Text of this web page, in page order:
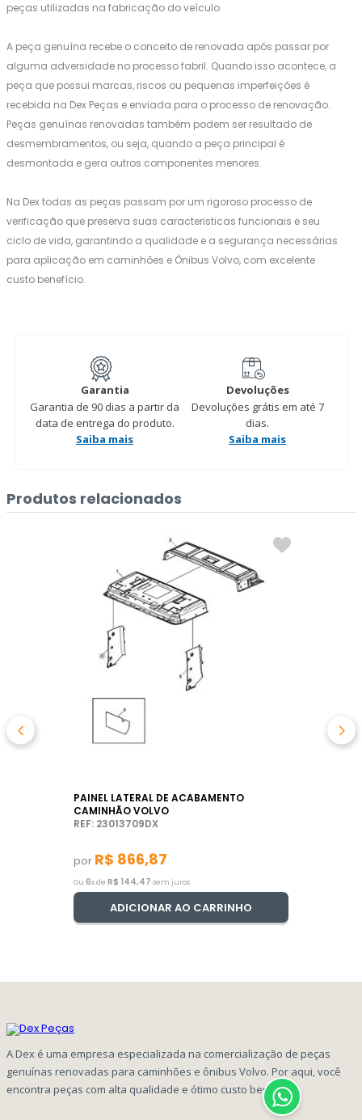
peças utilizadas na fabricação do veículo.
A peça genuína recebe o conceito de renovada após passar por
alguma adversidade no processo fabril. Quando isso acontece, a
peça que possui marcas, riscos ou pequenas imperfeições é
recebida na Dex Peças e enviada para o processo de renovação.
Peças genuínas renovadas também podem ser resultado de
desmembramentos, ou seja, quando a peça principal é
desmontada e gera outros componentes menores.
Na Dex todas as peças passam por um rigoroso processo de
verificação que preserva suas caracteristicas funcionais e seu
ciclo de vida, garantindo a qualidade e a segurança necessárias
para aplicação em caminhões e Ônibus Volvo, com excelente
custo benefício.
Garantia
Garantia de 90 dias a partir da
data de entrega do produto.
Saiba mais
Devoluções
Devoluções grátis em até 7
dias.
Saiba mais
Produtos relacionados
PAINEL LATERAL DE ACABAMENTO
CAMINHÃO VOLVO
REF: 23013709DX
por R$ 866,87
Ou 6x de R$ 144,47 sem juros
ADICIONAR AO CARRINHO
A Dex é uma empresa especializada na comercialização de peças
genuínas renovadas para caminhões e ônibus Volvo. Por aqui, você
encontra peças com alta qualidade e ótimo custo benefício!